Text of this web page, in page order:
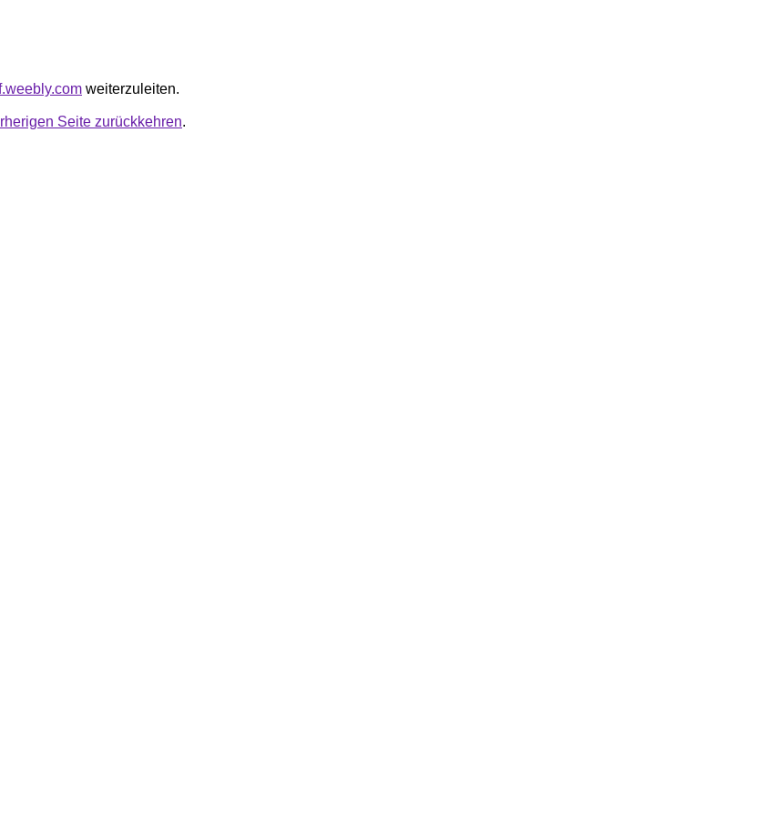
weiterzuleiten.
Seite zurückkehren.